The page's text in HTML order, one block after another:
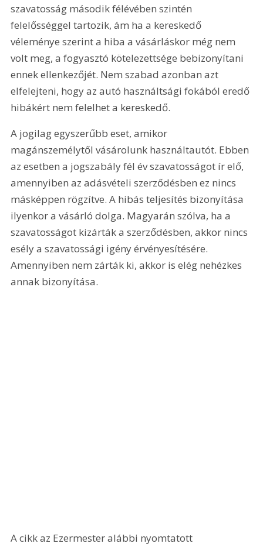
szavatosság második félévében szintén
felelősséggel tartozik, ám ha a kereskedő
véleménye szerint a hiba a vásárláskor még nem
volt meg, a fogyasztó kötelezettsége bebizonyítani
ennek ellenkezőjét. Nem szabad azonban azt
elfelejteni, hogy az autó használtsági fokából eredő
hibákért nem felelhet a kereskedő.
A jogilag egyszerűbb eset, amikor
magánszemélytől vásárolunk használtautót. Ebben
az esetben a jogszabály fél év szavatosságot ír elő,
amennyiben az adásvételi szerződésben ez nincs
másképpen rögzítve. A hibás teljesítés bizonyítása
ilyenkor a vásárló dolga. Magyarán szólva, ha a
szavatosságot kizárták a szerződésben, akkor nincs
esély a szavatossági igény érvényesítésére.
Amennyiben nem zárták ki, akkor is elég nehézkes
annak bizonyítása.
A cikk az Ezermester alábbi nyomtatott